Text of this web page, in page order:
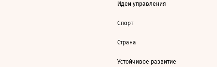
Идеи управления
Спорт
Страна
Устойчивое развитие